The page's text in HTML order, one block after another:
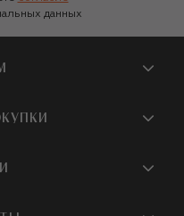
данных
ЦУМ